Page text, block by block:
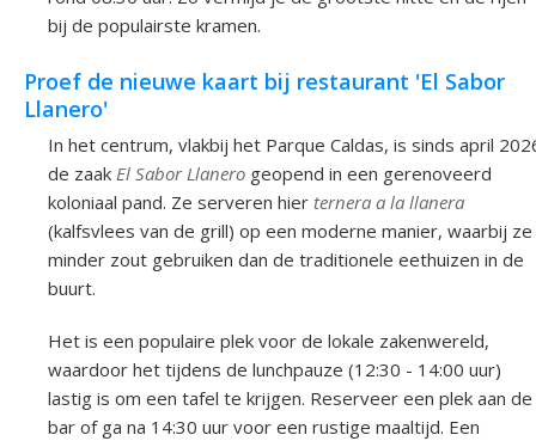
bij de populairste kramen.
Proef de nieuwe kaart bij restaurant 'El Sabor
Llanero'
In het centrum, vlakbij het Parque Caldas, is sinds april
de zaak El Sabor Llanero geopend in een gerenoveerd
koloniaal pand. Ze serveren hier ternera a la llanera
(kalfsvlees van de grill) op een moderne manier, waarbij ze
minder zout gebruiken dan de traditionele eethuizen in de
buurt.
Het is een populaire plek voor de lokale zakenwereld,
waardoor het tijdens de lunchpauze (12:30 - 14:00 uur)
lastig is om een tafel te krijgen. Reserveer een plek aan de
bar of ga na 14:30 uur voor een rustige maaltijd. Een